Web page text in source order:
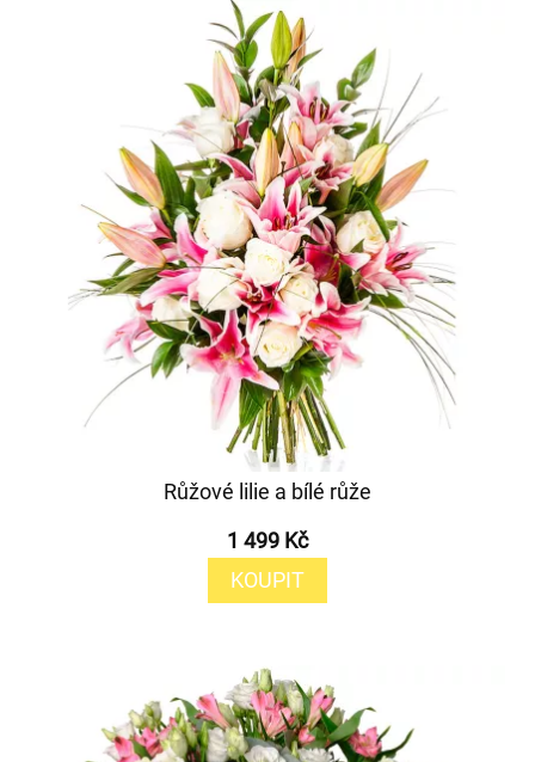
Růžové lilie a bílé růže
1 499 Kč
KOUPIT